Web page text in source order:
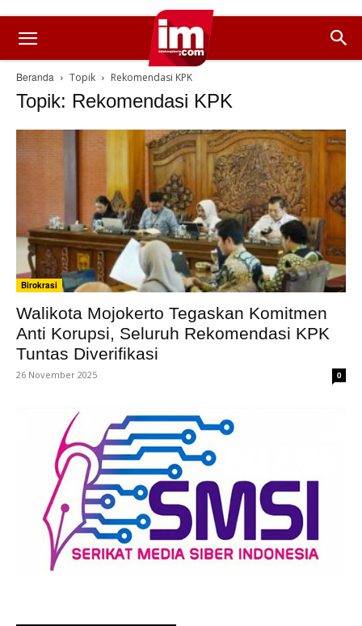
Beranda Topik Rekomendasi KPK
Topik: Rekomendasi KPK
Birokrasi
Walikota Mojokerto Tegaskan Komitmen
Anti Korupsi, Seluruh Rekomendasi KPK
Tuntas Diverifikasi
26 November 2025 0